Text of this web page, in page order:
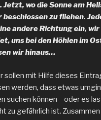
Jetzt, wo die Sonne am
beschlossen zu fliehen.
andere Richtung ein, wir
uns bei den Höhlen im
wir hinaus…
sollen mit Hilfe dieses
werden, dass etwas
suchen können – oder es
zu gefährlich ist.